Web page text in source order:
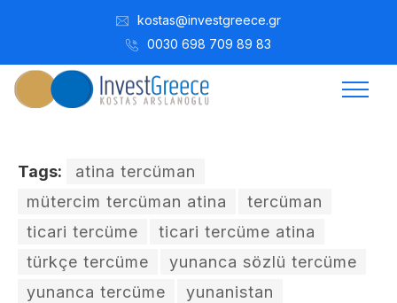
kostas@investgreece.gr
0030 698 709 89 83
Tags:
atina tercüman
mütercim tercüman atina
tercüman
ticari tercüme
ticari tercüme atina
türkçe tercüme
yunanca sözlü tercüme
yunanca tercüme
yunanistan